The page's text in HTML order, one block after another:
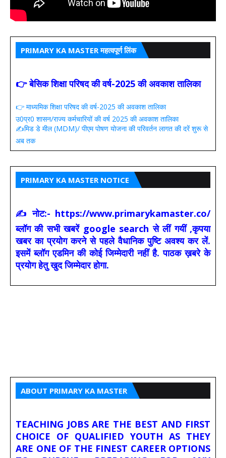
PRIMARY KA MASTER महत्वपूर्ण लिंक
👉 बेसिक शिक्षा परिषद की वर्ष-2025 की अवकाश तालिका
👉 माध्यमिक शिक्षा परिषद की वर्ष-2025 की अवकाश तालिका
उ0प्र0 शासन/राज्य कर्मचारियों की वर्ष 2025 की अवकाश तालिका
✍️मिड डे मील (MDM)/ पीएम पोषण योजना की परिवर्तन लागत की दरें शुरू से
अब तक
PRIMARY KA MASTER NOTICE
✍ नोट:- https://www.primarykamaster.co/
ब्लॉग की सभी खबरें google search से लीं गयीं ,कृपया
खबर का प्रयोग करने से पहले वैधानिक पुष्टि अवश्य कर लें.
इसमें ब्लॉग एडमिन की कोई जिम्मेदारी नहीं है. पाठक ख़बरे के
प्रयोग हेतु खुद जिम्मेदार होगा.
ABOUT PRIMARY KA MASTER
TEACHING JOBS ARE THE BEST AND FIRST
CHOICE OF QUALIFIED YOUTH AS THEY
ARE ONE OF THE FINEST CAREER OPTIONS